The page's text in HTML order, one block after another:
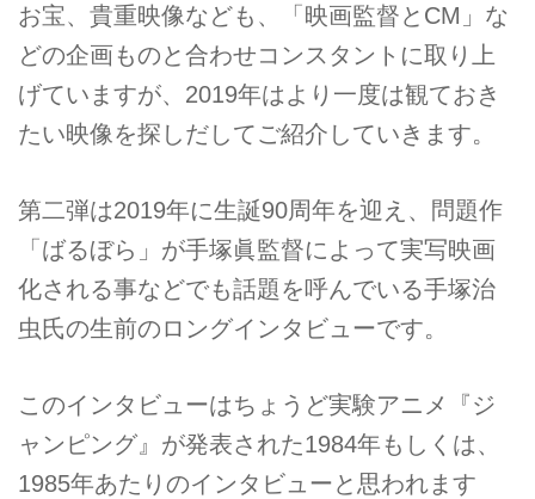
お宝、貴重映像なども、「映画監督とCM」な
どの企画ものと合わせコンスタントに取り上
げていますが、2019年はより一度は観ておき
たい映像を探しだしてご紹介していきます。
第二弾は2019年に生誕90周年を迎え、問題作
「ばるぼら」が手塚眞監督によって実写映画
化される事などでも話題を呼んでいる手塚治
虫氏の生前のロングインタビューです。
このインタビューはちょうど実験アニメ『ジ
ャンピング』が発表された1984年もしくは、
1985年あたりのインタビューと思われます